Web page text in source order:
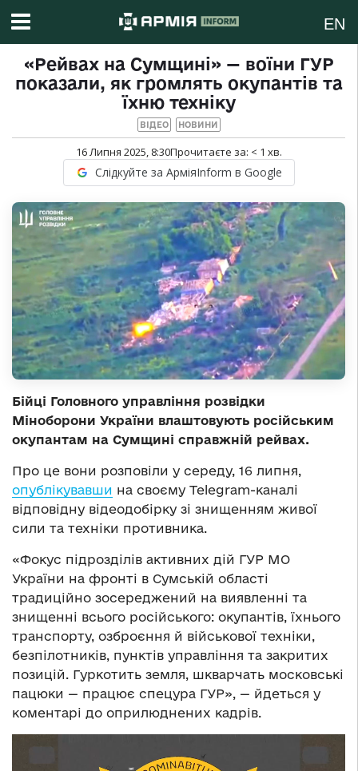
EN
«Рейвах на Сумщині» — воїни ГУР
показали, як громлять окупантів та
їхню техніку
ВІДЕО НОВИНИ
16 Липня 2025, 8:30Прочитаєте за: < 1 хв.
Слідкуйте за АрміяInform в Google
Бійці Головного управління розвідки
Міноборони України влаштовують російським
окупантам на Сумщині справжній рейвах.
Про це вони розповіли у середу, 16 липня,
опублікувавши на своєму Telegram-каналі
відповідну відеодобірку зі знищенням живої
сили та техніки противника.
«Фокус підрозділів активних дій ГУР МО
України на фронті в Сумській області
традиційно зосереджений на виявленні та
знищенні всього російського: окупантів, їхнього
транспорту, озброєння й військової техніки,
безпілотників, пунктів управління та закритих
позицій. Гуркотить земля, шкварчать московські
пацюки — працює спецура ГУР», — йдеться у
коментарі до оприлюднених кадрів.